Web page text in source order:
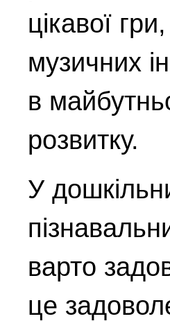
цікавої
музичних
в
розвитку.
У
варто
це